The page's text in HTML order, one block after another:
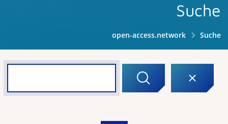
Suche
open-access.network Suche